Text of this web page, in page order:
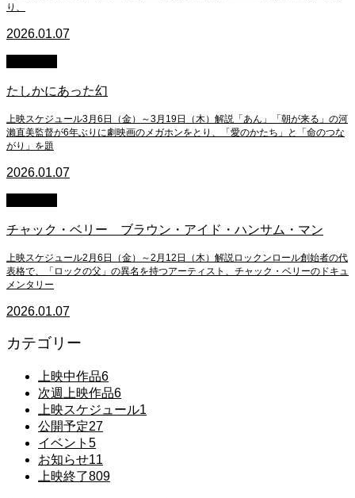
り、
2026.01.07
たしかにあった幻
上映スケジュール3月6日（金）～3月19日（木）解説「あん」「朝が来る」の河
瀨直美監督が6年ぶりに劇映画のメガホンをとり、「愛のかたち」と「命のつな
がり」を題
2026.01.07
チャック・ベリー ブラウン・アイド・ハンサム・マン
上映スケジュール2月6日（金）～2月12日（木）解説ロックンロール創始者の代
表格で、「ロックの父」の異名を持つアーティスト、チャック・ベリーのドキュ
メンタリー
2026.01.07
カテゴリー
上映中作品6
次週上映作品6
上映スケジュール1
公開予定27
イベント 5
お知らせ11
上映終了809